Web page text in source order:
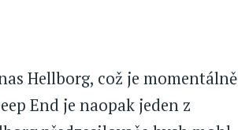
Hellborg, což je momentálně
End je naopak jeden z